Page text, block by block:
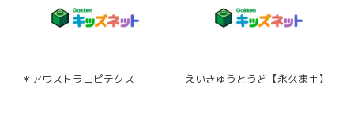
＊アウストラロピテクス えいきゅうとうど【永久凍土】